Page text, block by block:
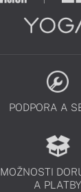
PODPORA A
MOŽNOSTI
A PLATBY